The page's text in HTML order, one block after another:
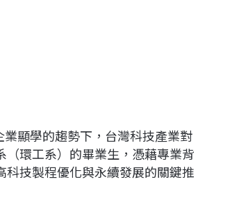
顯學的趨勢下，台灣科技產業對
（環工系）的畢業生，憑藉專業背
技製程優化與永續發展的關鍵推